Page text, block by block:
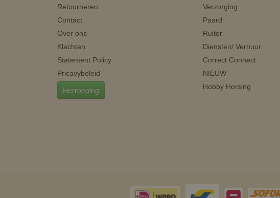
Retourneren
Contact
Over ons
Klachten
Statement Policy
Pricavybeleid
Herroeping
Verzorging
Paard
Ruiter
Diensten/ Verhuur
Correct Connect
NIEUW
Hobby Horsing